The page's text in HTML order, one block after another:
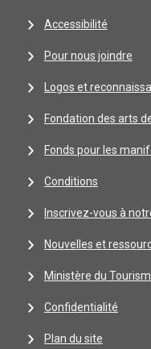
Accessibilité
Pour nous joindre
Logos et
Fondation des arts
Fonds pour les
Conditions
Inscrivez-vous à
Nouvelles et
Ministère du
Confidentialité
Plan du site